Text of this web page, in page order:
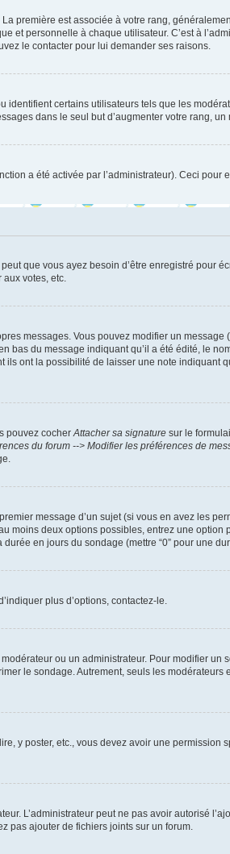
première est associée à votre rang,
personnelle à chaque utilisateur. C’est à
le contacter pour lui demander ses raisons.
certains utilisateurs tels que les
dans le seul but d’augmenter votre rang,
a été activée par l’administrateur). Ceci
que vous ayez besoin d’être enregistré pour
votes, etc.
messages. Vous pouvez modifier un
bas du message indiquant qu’il a été édité, le
ont la possibilité de laisser une note indiquant
pouvez cocher Attacher sa signature sur le
du forum --> Modifier les préférences de
message d’un sujet (si vous en avez les
moins deux options possibles, entrez une
en jours du sondage (mettre “0” pour une
plus d’options, contactez-le.
ou un administrateur. Pour modifier un
le sondage. Autrement, seuls les
y poster, etc., vous devez avoir une
L’administrateur peut ne pas avoir autorisé
pas ajouter de fichiers joints sur un forum.